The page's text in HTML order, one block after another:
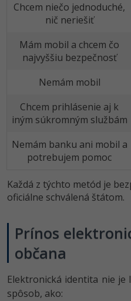
Chcem niečo jednoduché,
nič neriešiť
Mám mobil a chcem čo
najvyššiu bezpečnosť
Nemám mobil
Chcem prihlásenie aj k
iným súkromným službám
Nemám banku ani mobil a
potrebujem pomoc
Každá z týchto metód je
oficiálne schválená štátom.
Prínos
občana
Elektronická identita nie je
spôsob, ako: